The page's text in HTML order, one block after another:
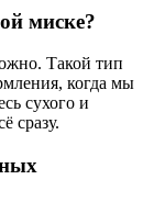
миске?
Такой тип
когда мы
сухого и
сразу.